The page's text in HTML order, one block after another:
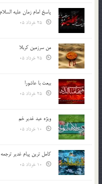
پاسخ امام زمان علیه
من سرزمین کربلا
بیعت با عاشورا
ویژه عید غدیر خم
کامل ترین پیام غدیر